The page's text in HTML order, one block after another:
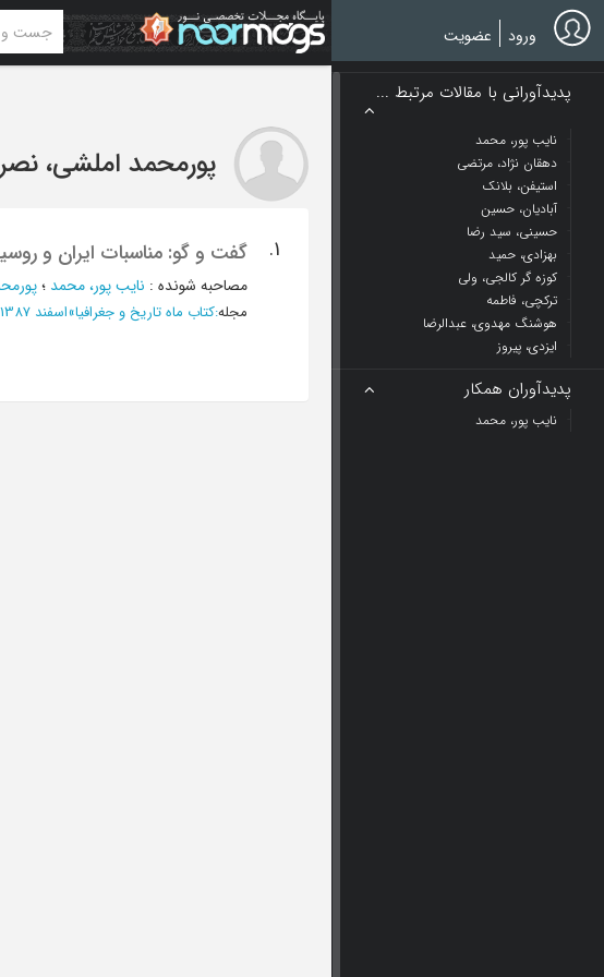
Skip
to
main
ورود عضویت
پدیدآورانی با مقالات مرتبط ...
نایب پور، محمد
دهقان نژاد، مرتضی
استیفن، بلانک
آبادیان، حسین
حسینی، سید رضا
بهزادی، حمید
کوزه گر کالجی، ولی
ترکچی، فاطمه
هوشنگ مهدوی، عبدالرضا
ایزدی، پیروز
پدیدآوران همکار
نایب پور، محمد
پورمحمد املشی،
1. گفت و گو: مناسبات ایران و
مصاحبه شونده : نایب پور، محمد ؛
مجله:کتاب ماه تاریخ و جغرافیا»اسفند 1387 - شماره 130